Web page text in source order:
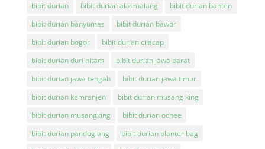
bibit durian bibit durian alasmalang
bibit durian banten
bibit durian banyumas
bibit durian bawor
bibit durian bogor
bibit durian cilacap
bibit durian duri hitam
bibit durian jawa barat
bibit durian jawa tengah
bibit durian jawa timur
bibit durian kemranjen
bibit durian musang king
bibit durian musangking
bibit durian ochee
bibit durian pandeglang
bibit durian planter bag